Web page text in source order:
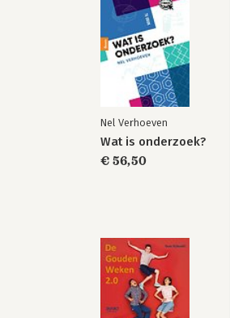
Nel Verhoeven
Wat is onderzoek?
€ 56,50